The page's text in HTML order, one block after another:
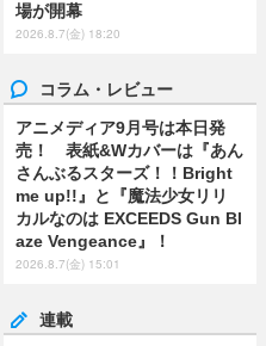
場が開幕
2026.8.7(金) 18:20
コラム・レビュー
アニメディア9月号は本日発
売！ 表紙&Wカバーは『あん
さんぶるスターズ！！Bright
me up!!』と『魔法少女リリ
カルなのは EXCEEDS Gun Bl
aze Vengeance』！
2026.8.7(金) 15:01
連載